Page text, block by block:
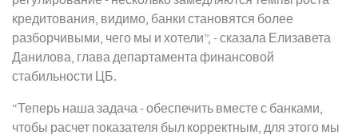
кредитования, видимо, банки становятся более
разборчивыми, чего мы и хотели”, - сказала Елизавета
Данилова, глава департамента финансовой
стабильности ЦБ.
“Теперь наша задача - обеспечить вместе с банками,
чтобы расчет показателя был корректным, для этого мы